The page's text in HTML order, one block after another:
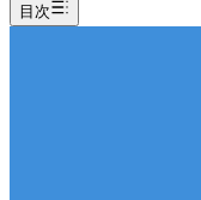
目次